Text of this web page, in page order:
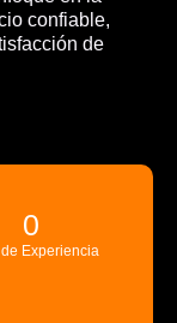
confiable,
de
Experiencia
0